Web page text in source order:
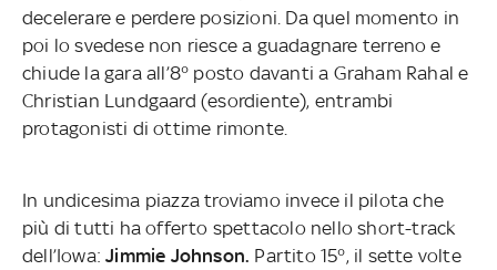
decelerare e perdere posizioni. Da quel momento in
poi lo svedese non riesce a guadagnare terreno e
chiude la gara all’8° posto davanti a Graham Rahal e
Christian Lundgaard (esordiente), entrambi
protagonisti di ottime rimonte.
In undicesima piazza troviamo invece il pilota che
più di tutti ha offerto spettacolo nello short-track
dell’Iowa:Jimmie Johnson. Partito 15°, il sette volte